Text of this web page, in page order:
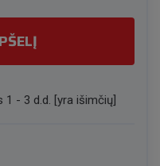
- 3 d.d. [yra išimčių]